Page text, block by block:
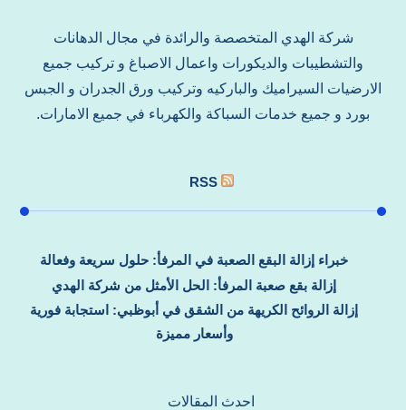
شركة الهدي المتخصصة والرائدة في مجال الدهانات
والتشطيبات والديكورات واعمال الاصباغ و تركيب جميع
الارضيات السيراميك والباركيه وتركيب ورق الجدران و الجبس
بورد و جميع خدمات السباكة والكهرباء في جميع الامارات.
RSS
خبراء إزالة البقع الصعبة في المرفأ: حلول سريعة وفعالة
إزالة بقع صعبة المرفأ: الحل الأمثل من شركة الهدي
إزالة الروائح الكريهة من الشقق في أبوظبي: استجابة فورية
وأسعار مميزة
احدث المقالات